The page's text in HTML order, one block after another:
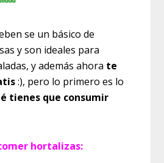
se un básico de
y son ideales para
y además ahora te
:), pero lo primero es lo
tienes que consumir
hortalizas: